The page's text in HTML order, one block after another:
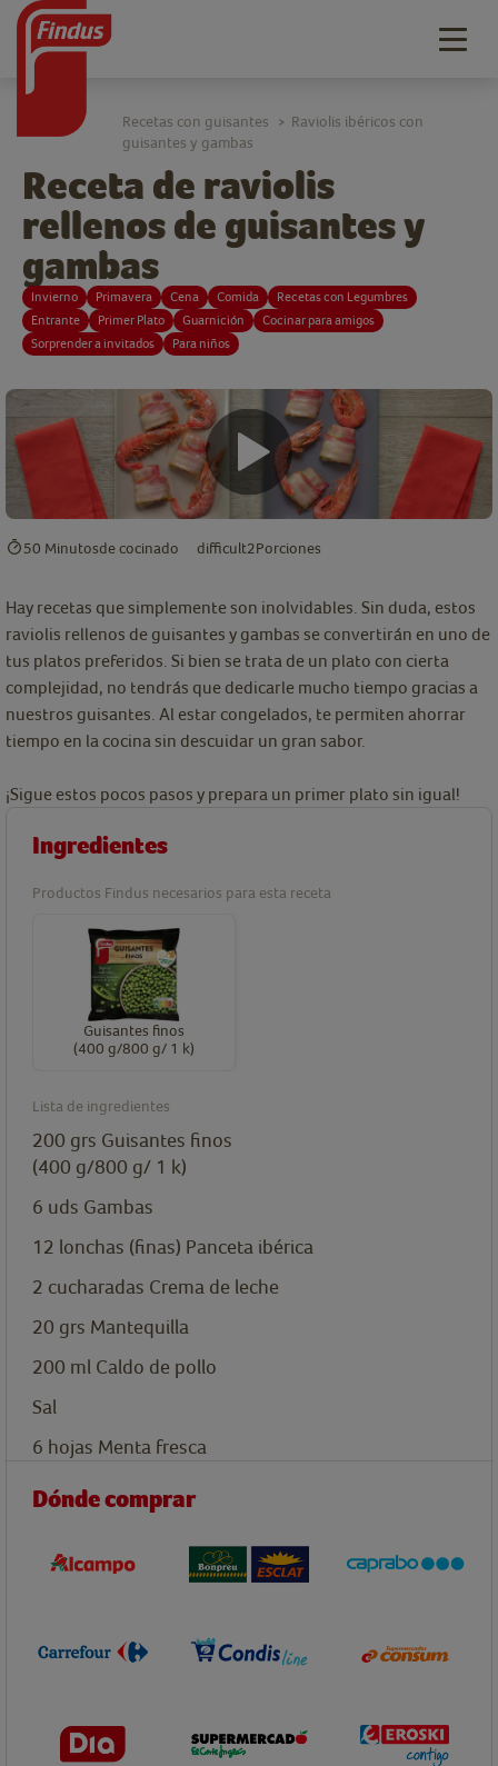
Receta de raviolis
rellenos de guisantes y
gambas
Invierno Primavera Cena Comida
Recetas con Legumbres
Entrante
Primer Plato Guarnición
Cocinar para amigos
Sorprender a invitados
Para niños
Recetas con guisantes > Raviolis ibéricos con
guisantes y gambas
50 Minutosde cocinado difficult2Porciones
Hay recetas que simplemente son inolvidables. Sin duda, estos
raviolis rellenos de guisantes y gambas se convertirán en uno de
tus platos preferidos. Si bien se trata de un plato con cierta
complejidad, no tendrás que dedicarle mucho tiempo gracias a
nuestros guisantes. Al estar congelados, te permiten ahorrar
tiempo en la cocina sin descuidar un gran sabor.
¡Sigue estos pocos pasos y prepara un primer plato sin igual!
Ingredientes
Productos Findus necesarios para esta receta
Guisantes finos
(400 g/800 g/ 1 k)
Lista de ingredientes
200 grs Guisantes finos
(400 g/800 g/ 1 k)
6 uds Gambas
12 lonchas (finas) Panceta ibérica
2 cucharadas Crema de leche
20 grs Mantequilla
200 ml Caldo de pollo
Sal
6 hojas Menta fresca
Dónde comprar